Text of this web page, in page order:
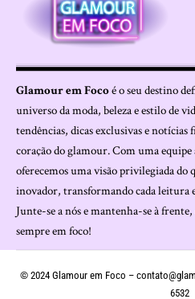
Glamour em Focoé o seu destino
universo da moda, beleza e estilo de
tendências, dicas exclusivas e
coração do glamour. Com uma equipe
oferecemos uma visão privilegiada do
inovador, transformando cada leitura
Junte-se a nós e mantenha-se à
sempre em foco!
© 2024 Glamour em Foco –
6532